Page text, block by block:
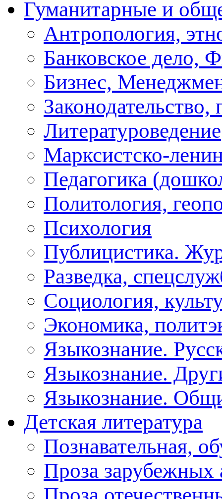
Гуманитарные и
Антропология,
Банковское дело,
Бизнес,
Законодательство,
Литературоведение
Марксистско-
Педагогика
Политология,
Психология
Публицистика.
Разведка,
Социология,
Экономика,
Языкознание.
Языкознание.
Языкознание.
Детская литература
Познавательная,
Проза зарубежных